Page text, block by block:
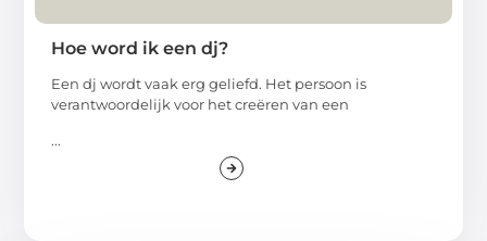
Hoe word ik een dj?
Een dj wordt vaak erg geliefd. Het persoon is
verantwoordelijk voor het creëren van een
...